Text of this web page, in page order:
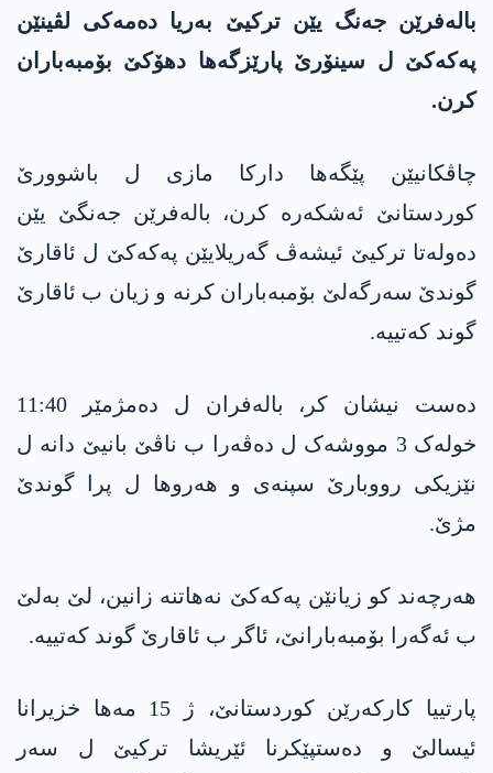
بالەفرێن جەنگ یێن ترکیێ بەریا دەمەکی لڤینێن
پەکەکێ ل سینۆرێ پارێزگەھا دھۆکێ بۆمبەباران
کرن.
چاڤکانیێن پێگەھا دارکا مازی ل باشوورێ
کوردستانێ ئەشکەرە کرن، بالەفرێن جەنگێ یێن
دەولەتا ترکیێ ئیشەڤ گەریلایێن پەکەکێ ل ئاقارێ
گوندێ سەرگەلێ بۆمبەباران کرنە و زیان ب ئاقارێ
گوند کەتییە.
دەست نیشان کر، بالەفران ل دەمژمێر 11:40
خولەک 3 مووشەک ل دەڤەرا ب ناڤێ بانیێ دانە ل
نێزیکی رووبارێ سپنەی و ھەروھا ل پرا گوندێ
مژێ.
ھەرچەند کو زیانێن پەکەکێ نەھاتنە زانین، لێ بەلێ
ب ئەگەرا بۆمبەبارانێ، ئاگر ب ئاقارێ گوند کەتییە.
پارتییا کارکەرێن کوردستانێ، ژ 15 مەھا خزیرانا
ئیسالێ و دەستپێکرنا ئێریشا ترکیێ ل سەر